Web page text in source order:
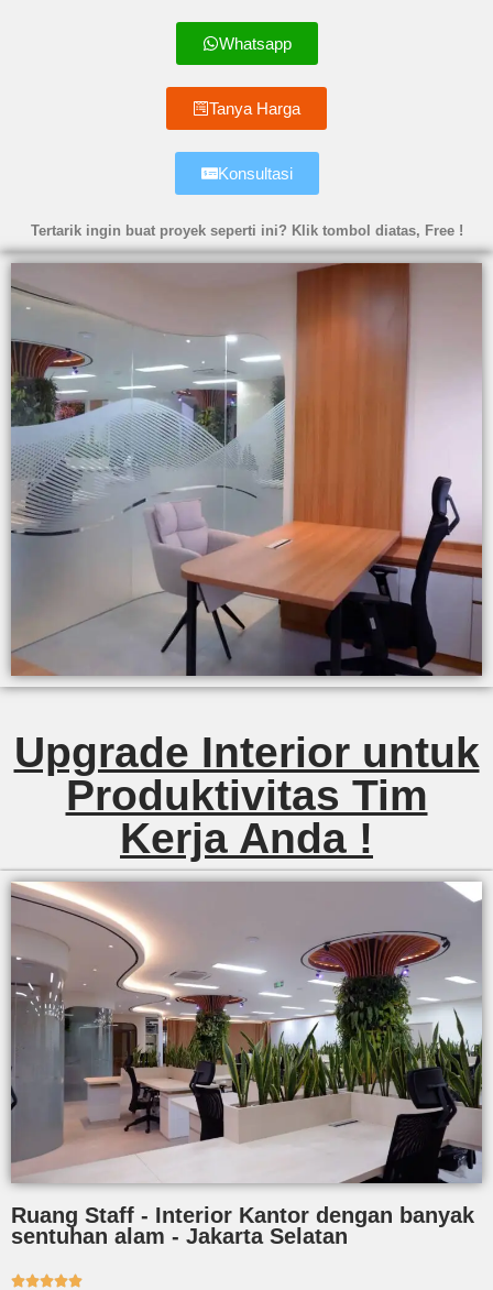
Whatsapp
Tanya Harga
Konsultasi
Tertarik ingin buat proyek seperti ini? Klik tombol diatas, Free !
Upgrade Interior untuk
Produktivitas Tim
Kerja Anda !
Ruang Staff - Interior Kantor dengan banyak
sentuhan alam - Jakarta Selatan
